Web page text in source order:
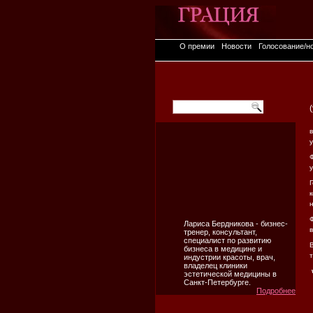
О премии Новости Голосование/
Лариса Бердникова - бизнес-
тренер, консультант,
специалист по развитию
бизнеса в медицине и
индустрии красоты, врач,
владелец клиники
эстетической медицины в
Санкт-Петербурге.
Подробнее
(